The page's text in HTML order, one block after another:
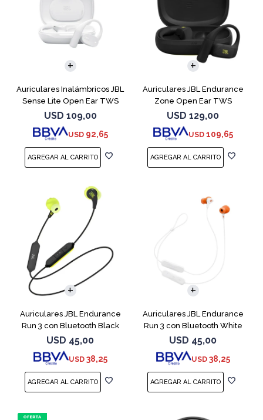
Auriculares Inalámbricos JBL
Sense Lite Open Ear TWS
Blanco
USD 109,00
USD 92,65
Auriculares JBL Endurance
Zone Open Ear TWS
Bluetooth Black
USD 129,00
USD 109,65
Auriculares JBL Endurance
Run 3 con Bluetooth Black
USD 45,00
USD 38,25
Auriculares JBL Endurance
Run 3 con Bluetooth White
USD 45,00
USD 38,25